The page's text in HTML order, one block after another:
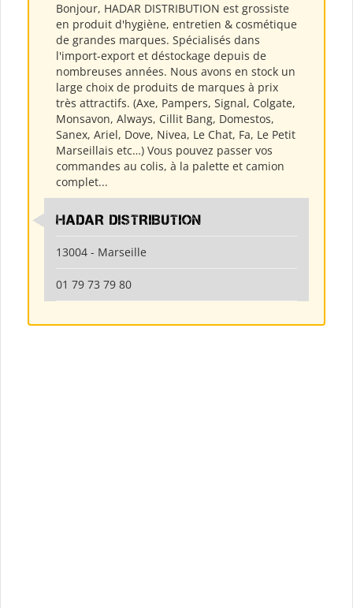
Bonjour, HADAR DISTRIBUTION est grossiste
en produit d'hygiène, entretien & cosmétique
de grandes marques. Spécialisés dans
l'import-export et déstockage depuis de
nombreuses années. Nous avons en stock un
large choix de produits de marques à prix
très attractifs. (Axe, Pampers, Signal, Colgate,
Monsavon, Always, Cillit Bang, Domestos,
Sanex, Ariel, Dove, Nivea, Le Chat, Fa, Le Petit
Marseillais etc…) Vous pouvez passer vos
commandes au colis, à la palette et camion
complet...
HADAR DISTRIBUTION
13004 - Marseille
01 79 73 79 80